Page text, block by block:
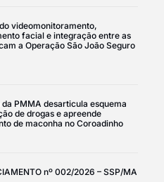
videomonitoramento,
facial e integração entre as
a Operação São João Seguro
PMMA desarticula esquema
de drogas e apreende
de maconha no Coroadinho
nº 002/2026 – SSP/MA